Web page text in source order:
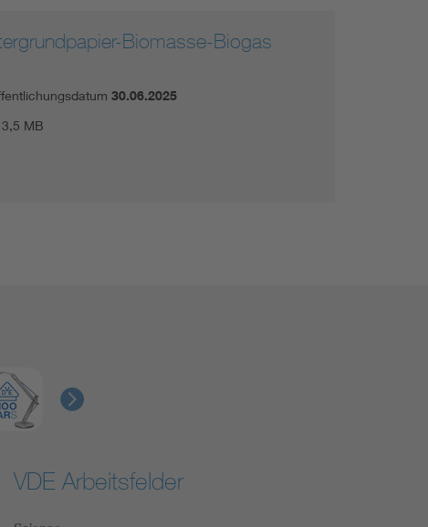
Biomasse-Biogas
30.06.2025
3,5 MB
VDE Arbeitsfelder